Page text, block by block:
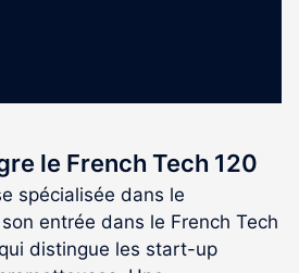
le French Tech 120
spécialisée dans le
entrée dans le French Tech
distingue les start-up